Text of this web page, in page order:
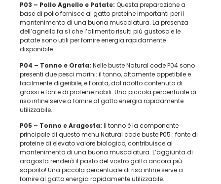
P03 – Pollo Agnello e Patate: Questa preparazione a
base di pollo fornisce al gatto proteine importanti per il
mantenimento di una buona muscolatura. La presenza
dell’agnello fa sì che l’alimento risulti più gustoso e le
patate sono utili per fornire energia rapidamente
disponibile.
P04 – Tonno e Orata: Nelle buste Natural code P04 sono
presenti due pesci marini: il tonno, altamente appetibile e
facilmente digeribile, e l’orata, dal ridotto contenuto di
grassi e fonte di proteine nobili. Una piccola percentuale di
riso infine serve a fornire al gatto energia rapidamente
utilizzabile.
P05 – Tonno e Aragosta: Il tonno è la componente
principale di questo menu Natural code buste P05 : fonte di
proteine di elevato valore biologico, contribuisce al
mantenimento di una buona muscolatura. L’aggiunta di
aragosta renderà il pasto del vostro gatto ancora più
saporito! Una piccola percentuale di riso infine serve a
fornire al gatto energia rapidamente utilizzabile.